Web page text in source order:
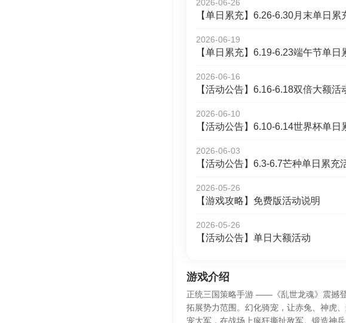
2026-06-26
【单日累充】6.26-6.30月末单日累
2026-06-19
【单日累充】6.19-6.23端午节单日
2026-06-16
【活动公告】6.16-6.18双倍大额活
2026-06-10
【活动公告】6.10-6.14世界杯单日
2026-06-03
【活动公告】6.3-6.7芒种单日累充
2026-05-26
【游戏攻略】免费版活动说明
2026-05-26
【活动公告】单日大额活动
游戏介绍
正统三国策略手游 ——《乱世龙魂》震撼
拓展势力范围。幻化骑宠，让赤兔、神虎
宠大军，在战场上疯狂撕扯敌军。锻造神